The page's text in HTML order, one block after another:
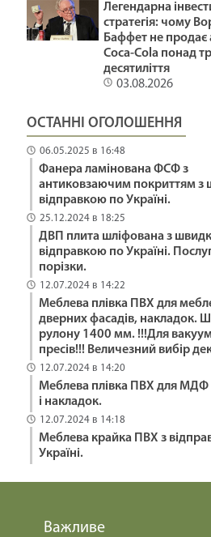
Що воно могло бути? Лк18:35-43.
неділя по ЗСД.
МОЛИТВА І ПРИБИРАННЯ /1486/
29.01.2025
СТАТИ СВЯТИМ /1485/ Майтеся файно
29.01.2025
ПОДАРУВАТИ ОСЛИКА /1484/
29.01.2025
ЯК ВИЖИТИ /1483/ Майтеся файно
29.01.2025
ВІДНОВИТИСЬ /1482/ Майтеся
29.01.2025
МНОЖИТИ ВОГОНЬ БЛАГОСЛОВІННЯ /
Майтеся файно
Легендарна
стратегія: чому
Баффет не продає
Coca-Cola понад
десятиліття
03.08.2026
ОСТАННІ ОГОЛОШЕННЯ
06.05.2025 в 16:48
Фанера ламінована ФСФ з
антиковзаючим покриттям з
відправкою по Україні.
25.12.2024 в 18:25
ДВП плита шліфована з
відправкою по Україні.
порізки.
12.07.2024 в 14:22
Меблева плівка ПВХ для
дверних фасадів, накладок.
рулону 1400 мм. !!!Для
пресів!!! Величезний вибір
12.07.2024 в 14:20
Меблева плівка ПВХ для МДФ
і накладок.
12.07.2024 в 14:18
Меблева крайка ПВХ з
Україні.
Важливе